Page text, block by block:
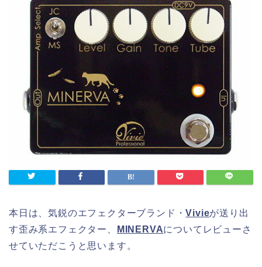
本日は、気鋭のエフェクターブランド・Vivieが送り出
す歪み系エフェクター、
MINERVAについてレビューさ
せていただこうと思います。